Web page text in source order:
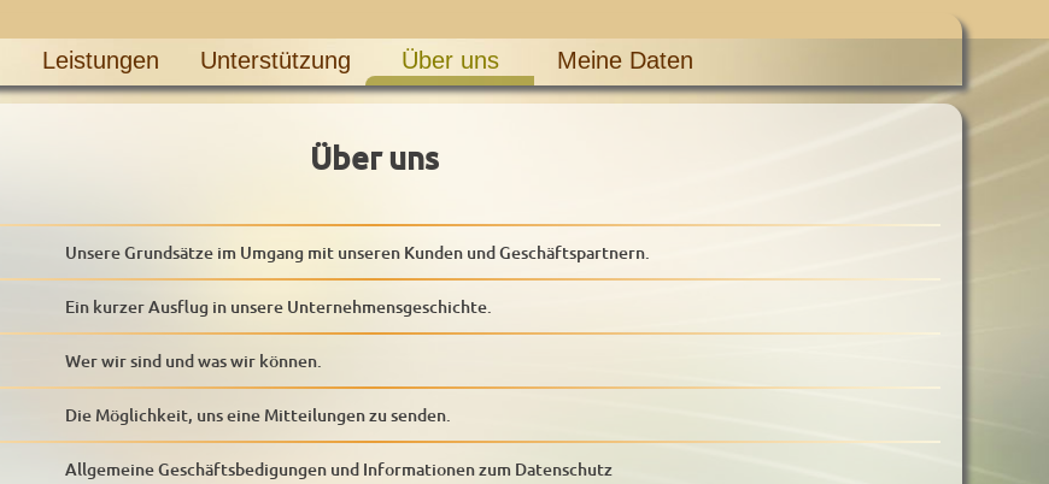
Leistungen Unterstützung Über uns Meine Daten
Über uns
Unsere Grundsätze im Umgang mit unseren Kunden und Geschäftspartnern.
Ein kurzer Ausflug in unsere Unternehmensgeschichte.
Wer wir sind und was wir können.
Die Möglichkeit, uns eine Mitteilungen zu senden.
Allgemeine Geschäftsbedigungen und Informationen zum Datenschutz